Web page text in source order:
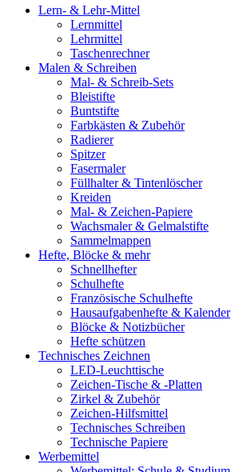
Lern- & Lehr-Mittel
Lernmittel
Lehrmittel
Taschenrechner
Malen & Schreiben
Mal- & Schreib-Sets
Bleistifte
Buntstifte
Farbkästen & Zubehör
Radierer
Spitzer
Fasermaler
Füllhalter & Tintenlöscher
Kreiden
Mal- & Zeichen-Papiere
Wachsmaler & Gelmalstifte
Sammelmappen
Hefte, Blöcke & mehr
Schnellhefter
Schulhefte
Französische Schulhefte
Hausaufgabenhefte & Kalender
Blöcke & Notizbücher
Hefte schützen
Technisches Zeichnen
LED-Leuchttische
Zeichen-Tische & -Platten
Zirkel & Zubehör
Zeichen-Hilfsmittel
Technisches Schreiben
Technische Papiere
Werbemittel